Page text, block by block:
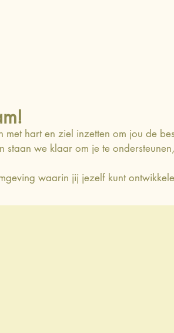
hart en ziel inzetten om jou de
we klaar om je te
waarin jij jezelf kunt